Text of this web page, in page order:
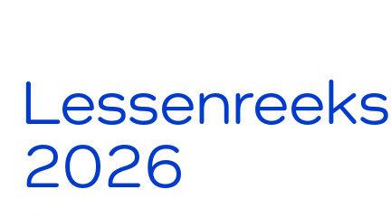
2026